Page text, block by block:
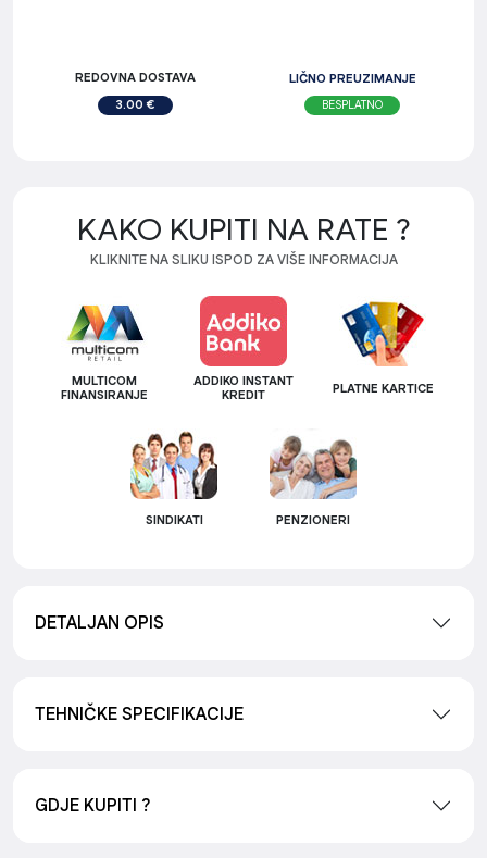
REDOVNA DOSTAVA
3.00 €
LIČNO PREUZIMANJE
BESPLATNO
KAKO KUPITI NA RATE ?
KLIKNITE NA SLIKU ISPOD ZA VIŠE INFORMACIJA
MULTICOM
FINANSIRANJE
ADDIKO INSTANT
KREDIT
PLATNE KARTICE
SINDIKATI PENZIONERI
DETALJAN OPIS
TEHNIČKE SPECIFIKACIJE
GDJE KUPITI ?